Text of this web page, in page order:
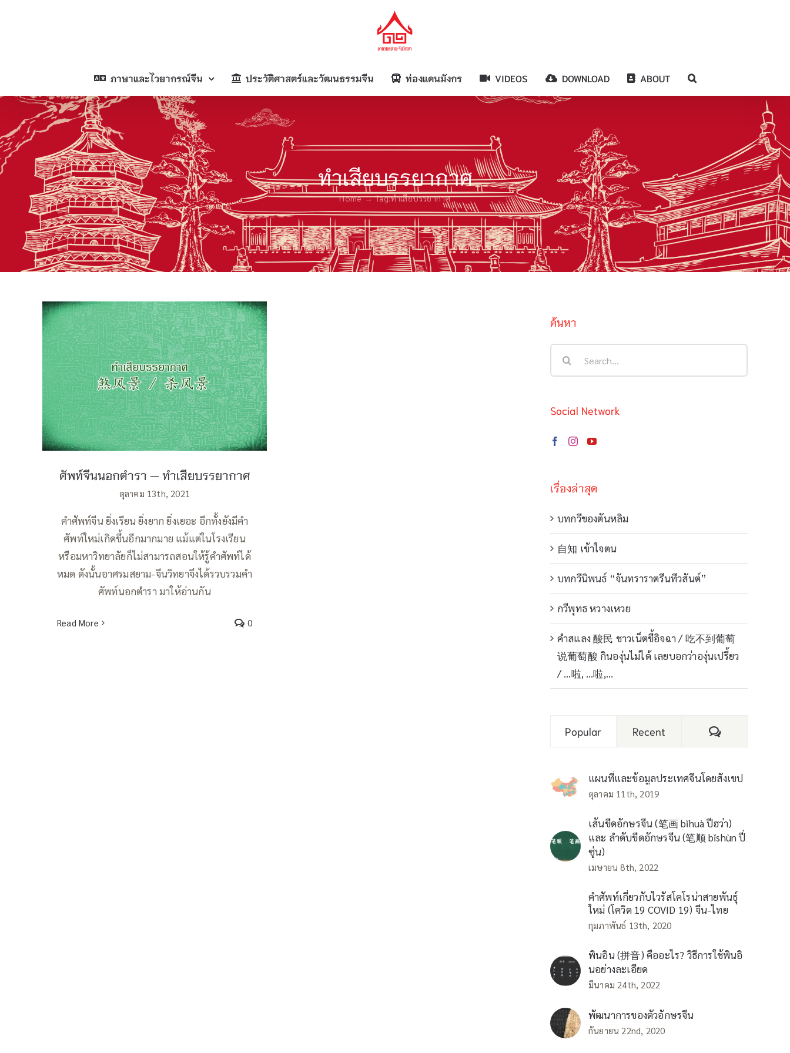
ภาษาและไวยากรณ์จีน ประวัติศาสตร์และวัฒนธรรมจีน ท่องแดนมังกร VIDEOS DOWNLOAD ABOUT
ทำเสียบรรยากาศ
Home Tag:ทำเสียบรรยากาศ
ศัพท์จีนนอกตำรา — ทำเสียบรรยากาศ
ศัพท์จีนนอกตำรา — ทำเสียบรรยากาศ
ตุลาคม 13th, 2021
คำศัพท์จีน ยิ่งเรียน ยิ่งยาก ยิ่งเยอะ อีกทั้งยังมีคำ
ศัพท์ใหม่เกิดขึ้นอีกมากมาย แม้แต่ในโรงเรียน
หรือมหาวิทยาลัยก็ไม่สามารถสอนให้รู้คำศัพท์ได้
หมด ดังนั้นอาศรมสยาม-จีนวิทยาจึงได้รวบรวมคำ
ศัพท์นอกตำรา มาให้อ่านกัน
Read More 0
ค้นหา
Social Network
เรื่องล่าสุด
บทกวีของตันหลิม
自知 เข้าใจตน
บทกวีนิพนธ์ “จันทราราตรีนทีวสันต์”
กวีพุทธ หวางเหวย
คำสแลง 酸民 ชาวเน็ตขี้อิจฉา / 吃不到葡萄
说葡萄酸 กินองุ่นไม่ได้ เลยบอกว่าองุ่นเปรี้ยว
/ …啦, …啦,…
Popular Recent Comments
แผนที่และข้อมูลประเทศจีนโดยสังเขป
ตุลาคม 11th, 2019
เส้นขีดอักษรจีน (笔画 bǐhuà ปี่ฮว่า)
และ ลำดับขีดอักษรจีน (笔顺 bǐshùn ปี่
ซุ่น)
เมษายน 8th, 2022
คำศัพท์เกี่ยวกับไวรัสโคโรน่าสายพันธุ์
ใหม่ (โควิด 19 COVID 19) จีน-ไทย
กุมภาพันธ์ 13th, 2020
พินอิน (拼音) คืออะไร? วิธีการใช้พินอิ
นอย่างละเอียด
มีนาคม 24th, 2022
พัฒนาการของตัวอักษรจีน
กันยายน 22nd, 2020